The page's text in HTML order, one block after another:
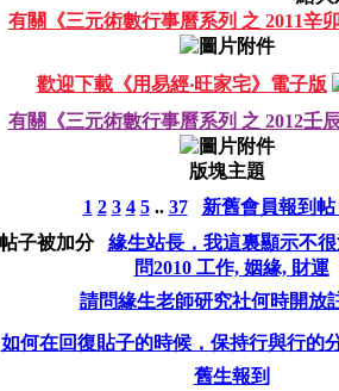
有關《三元術數行事曆系列 之 2011辛
歡迎下載《用易經‧旺家宅》電子版
有關《三元術數行事曆系列 之 2012壬
版塊主題
1 2 3 4 5.. 37
新舊會員報到
緣生站長，我這裏顯示不
問2010 工作, 姻緣, 財運
請問緣生老師研究社何時開放
如何在回復貼子的時候，保持行與行的
舊生報到